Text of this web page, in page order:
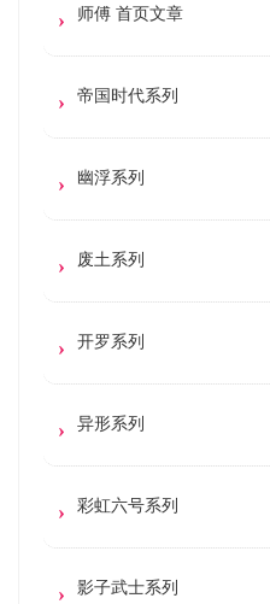
师傅 首页文章
帝国时代系列
幽浮系列
废土系列
开罗系列
异形系列
彩虹六号系列
影子武士系列